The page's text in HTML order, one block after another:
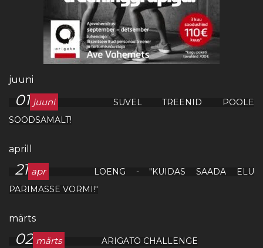
juuni
01 juuni
SUVEL TREENID POOLE
SOODSAMALT!
aprill
21 apr
LOENG - "KUIDAS SAADA ELU
PARIMASSE VORMI!"
märts
02 märts ARIGATO CHALLENGE